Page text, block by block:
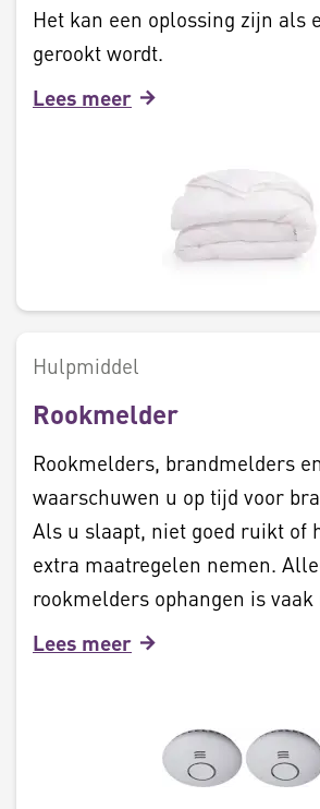
Het kan een oplossing zijn als
gerookt wordt.
Lees meer
Hulpmiddel
Rookmelder
Rookmelders, brandmelders
waarschuwen u op tijd voor
Als u slaapt, niet goed ruikt of
extra maatregelen nemen.
rookmelders ophangen is vaak
Lees meer